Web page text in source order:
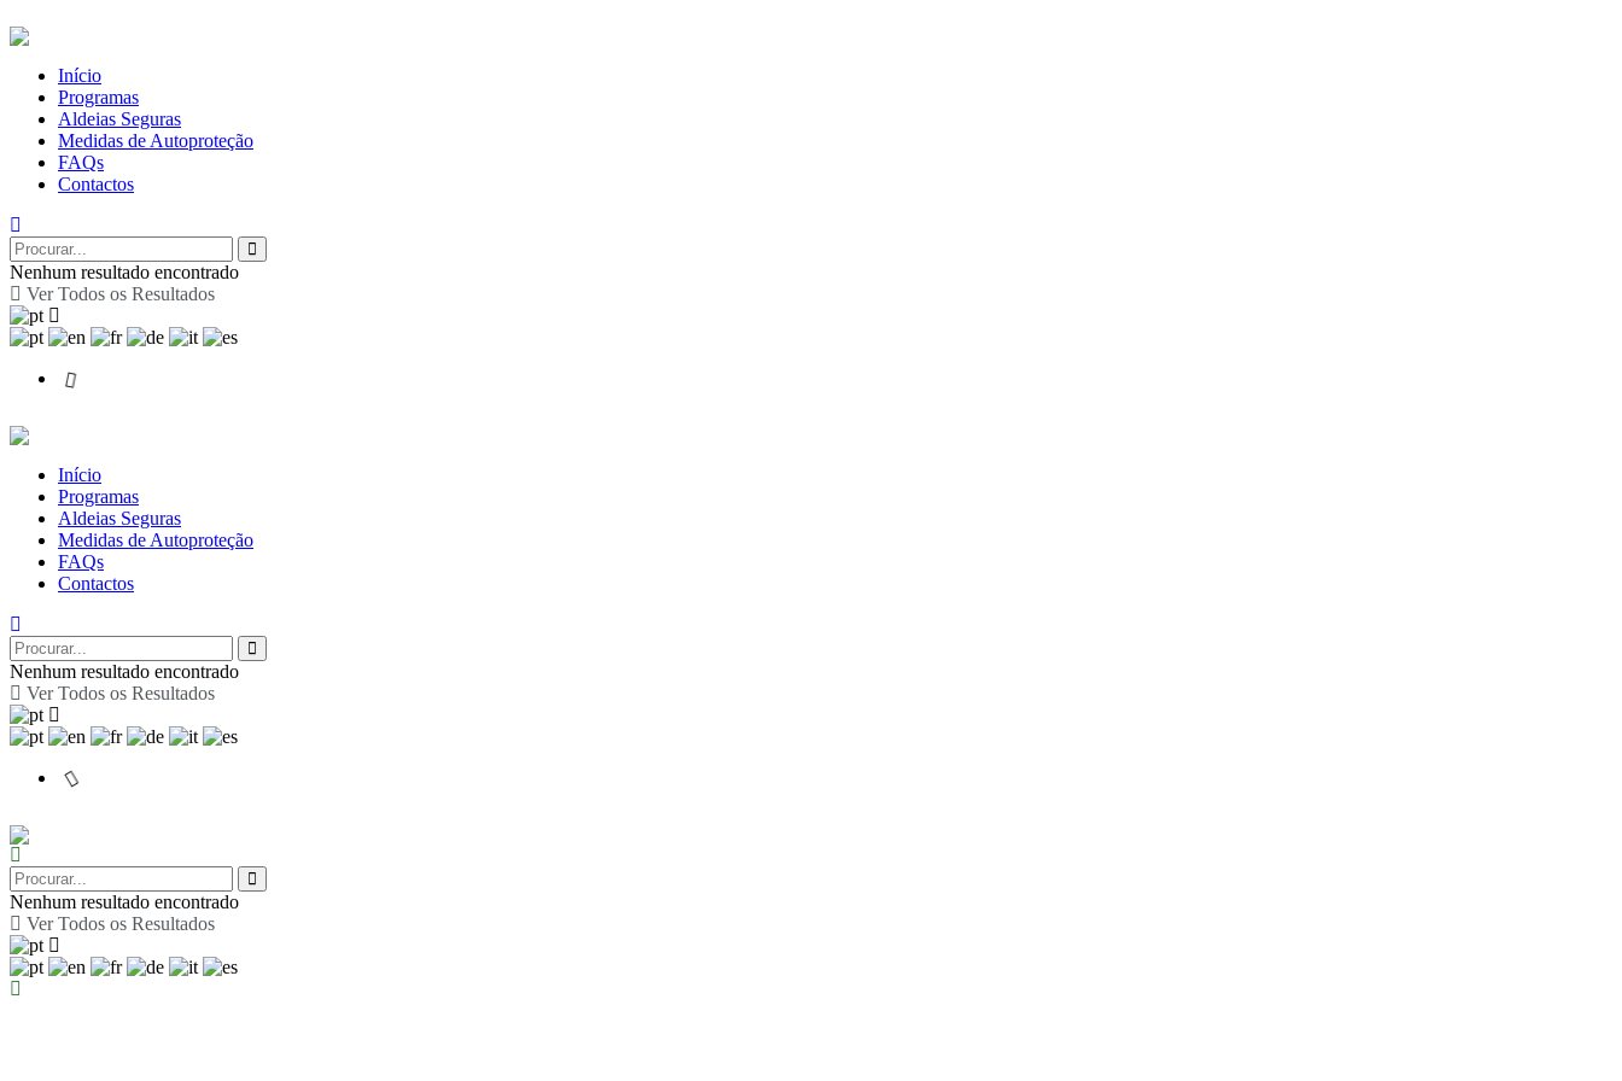
Início
Programas
Aldeias Seguras
Medidas de Autoproteção
FAQs
Contactos
Nenhum resultado encontrado
Ver Todos os Resultados
Início
Programas
Aldeias Seguras
Medidas de Autoproteção
FAQs
Contactos
Nenhum resultado encontrado
Ver Todos os Resultados
Nenhum resultado encontrado
Ver Todos os Resultados